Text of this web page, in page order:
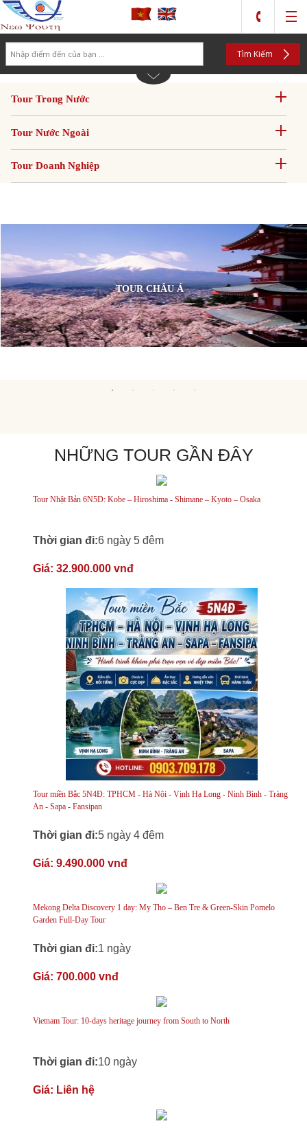
Tìm Kiếm
Tour Trong Nước
Tour Nước Ngoài
Tour Doanh Nghiệp
TOUR CHÂU Á
NHỮNG TOUR GẦN ĐÂY
Tour Nhật Bản 6N5D: Kobe – Hiroshima - Shimane – Kyoto – Osaka
Thời gian đi:6 ngày 5 đêm
Giá: 32.900.000 vnđ
Tour miền Bắc 5N4Đ: TPHCM - Hà Nội - Vịnh Hạ Long - Ninh Bình - Tràng
An - Sapa - Fansipan
Thời gian đi:5 ngày 4 đêm
Giá: 9.490.000 vnđ
Mekong Delta Discovery 1 day: My Tho – Ben Tre & Green-Skin Pomelo
Garden Full-Day Tour
Thời gian đi:1 ngày
Giá: 700.000 vnđ
Vietnam Tour: 10-days heritage journey from South to North
Thời gian đi:10 ngày
Giá: Liên hệ